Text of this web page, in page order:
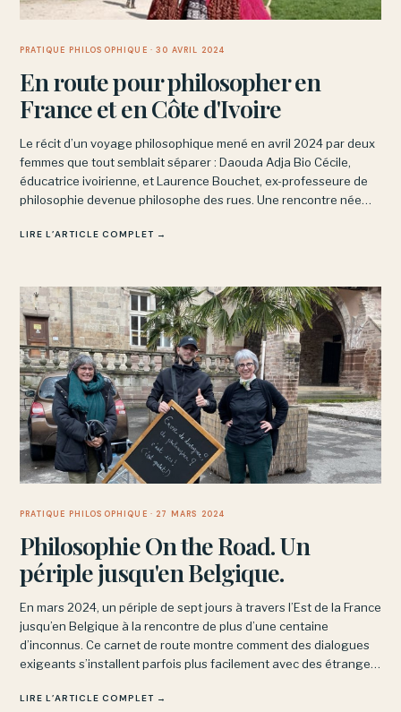
PRATIQUE PHILOSOPHIQUE · 30 AVRIL 2024
En route pour philosopher en
France et en Côte d'Ivoire
Le récit d’un voyage philosophique mené en avril 2024 par deux
femmes que tout semblait séparer : Daouda Adja Bio Cécile,
éducatrice ivoirienne, et Laurence Bouchet, ex-professeure de
philosophie devenue philosophe des rues. Une rencontre née
LIRE L’ARTICLE COMPLET →
PRATIQUE PHILOSOPHIQUE · 27 MARS 2024
Philosophie On the Road. Un
périple jusqu'en Belgique.
En mars 2024, un périple de sept jours à travers l’Est de la France
jusqu’en Belgique à la rencontre de plus d’une centaine
d’inconnus. Ce carnet de route montre comment des dialogues
exigeants s’installent parfois plus facilement avec des étrangers
LIRE L’ARTICLE COMPLET →